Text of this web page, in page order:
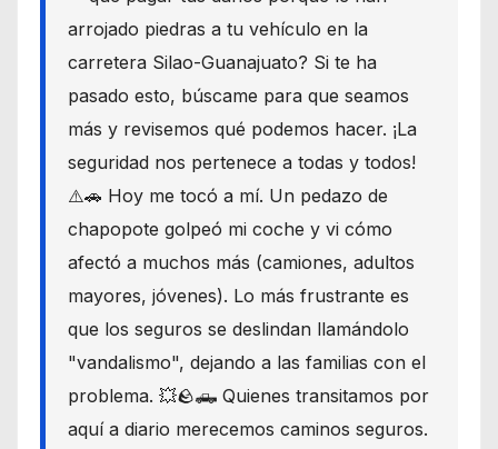
arrojado piedras a tu vehículo en la
carretera Silao-Guanajuato? Si te ha
pasado esto, búscame para que seamos
más y revisemos qué podemos hacer. ¡La
seguridad nos pertenece a todas y todos!
⚠️🚗 Hoy me tocó a mí. Un pedazo de
chapopote golpeó mi coche y vi cómo
afectó a muchos más (camiones, adultos
mayores, jóvenes). Lo más frustrante es
que los seguros se deslindan llamándolo
"vandalismo", dejando a las familias con el
problema. 💥🪨🛻 Quienes transitamos por
aquí a diario merecemos caminos seguros.